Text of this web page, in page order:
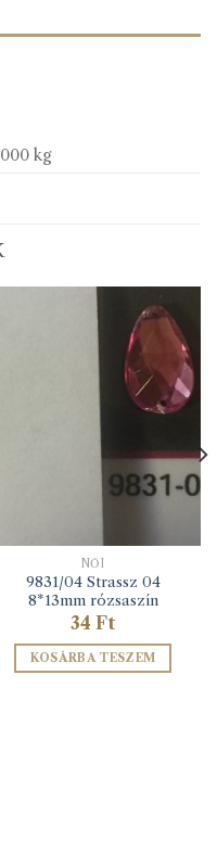
kg
NŐI
9831/04 Strassz 04
8*13mm rózsaszín
34 Ft
KOSÁRBA TESZEM